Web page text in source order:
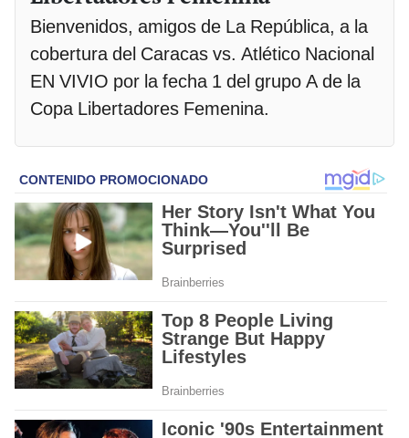
Bienvenidos, amigos de La República, a la
cobertura del Caracas vs. Atlético Nacional
EN VIVIO por la fecha 1 del grupo A de la
Copa Libertadores Femenina.